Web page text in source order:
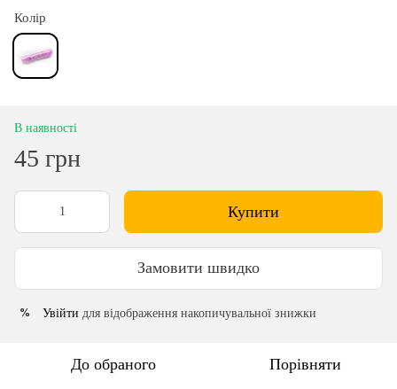
Колір
В наявності
45 грн
Купити
Замовити швидко
% Увійти для відображення накопичувальної знижки
До обраного Порівняти